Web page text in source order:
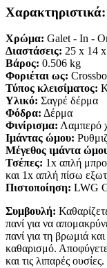
Χαρακτηριστικά:
Χρώμα: Galet - In -
Διαστάσεις: 25 x 14 x
Βάρος: 0.506 kg
Φοριέται ως:
Τύπος κλεισίματος:
Υλικό: Σαγρέ δέρμα
Φόδρα: Δέρμα
Φινίρισμα: Λαμπερό
Ιμάντας ώμου:
Μέγεθος ιμάντα
Τσέπες: 1x απλή
και 1x απλή πίσω
Πιστοποίηση: LWG
Συμβουλή:
πανί για να
πανί για τη βρωμιά
καθαρισμό.
και τις λιπαρές ουσίες.